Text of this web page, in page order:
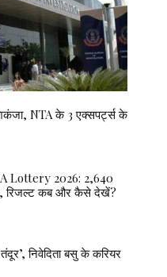
NTA के 3 एक्सपर्ट्स के
Lottery 2026: 2,640
रिजल्ट कब और कैसे देखें?
निवेदिता बसु के करियर